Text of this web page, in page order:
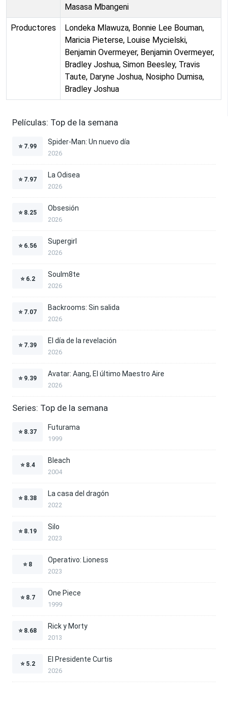
Masasa Mbangeni
Productores
Londeka Mlawuza, Bonnie Lee Bouman,
Maricia Pieterse, Louise Mycielski,
Benjamin Overmeyer, Benjamin Overmeyer,
Bradley Joshua, Simon Beesley, Travis
Taute, Daryne Joshua, Nosipho Dumisa,
Bradley Joshua
Películas: Top de la semana
⭐ 7.99
Spider-Man: Un nuevo día
2026
⭐ 7.97
La Odisea
2026
⭐ 8.25
Obsesión
2026
⭐ 6.56
Supergirl
2026
⭐ 6.2
Soulm8te
2026
⭐ 7.07
Backrooms: Sin salida
2026
⭐ 7.39
El día de la revelación
2026
⭐ 9.39
Avatar: Aang, El último Maestro Aire
2026
Series: Top de la semana
⭐ 8.37
Futurama
1999
⭐ 8.4
Bleach
2004
⭐ 8.38
La casa del dragón
2022
⭐ 8.19
Silo
2023
⭐ 8
Operativo: Lioness
2023
⭐ 8.7
One Piece
1999
⭐ 8.68
Rick y Morty
2013
⭐ 5.2
El Presidente Curtis
2026